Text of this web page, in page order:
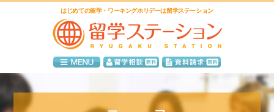
はじめての留学・ワーキングホリデーは留学ステーション